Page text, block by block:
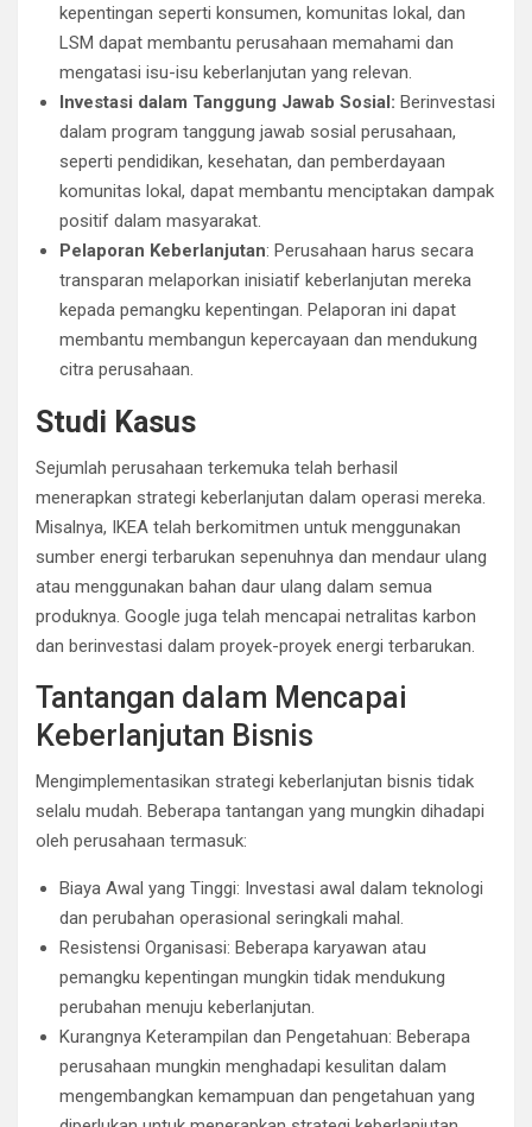
kepentingan seperti konsumen, komunitas lokal, dan
LSM dapat membantu perusahaan memahami dan
mengatasi isu-isu keberlanjutan yang relevan.
Investasi dalam Tanggung Jawab Sosial: Berinvestasi
dalam program tanggung jawab sosial perusahaan,
seperti pendidikan, kesehatan, dan pemberdayaan
komunitas lokal, dapat membantu menciptakan dampak
positif dalam masyarakat.
Pelaporan Keberlanjutan: Perusahaan harus secara
transparan melaporkan inisiatif keberlanjutan mereka
kepada pemangku kepentingan. Pelaporan ini dapat
membantu membangun kepercayaan dan mendukung
citra perusahaan.
Studi Kasus
Sejumlah perusahaan terkemuka telah berhasil
menerapkan strategi keberlanjutan dalam operasi mereka.
Misalnya, IKEA telah berkomitmen untuk menggunakan
sumber energi terbarukan sepenuhnya dan mendaur ulang
atau menggunakan bahan daur ulang dalam semua
produknya. Google juga telah mencapai netralitas karbon
dan berinvestasi dalam proyek-proyek energi terbarukan.
Tantangan dalam Mencapai
Keberlanjutan Bisnis
Mengimplementasikan strategi keberlanjutan bisnis tidak
selalu mudah. Beberapa tantangan yang mungkin dihadapi
oleh perusahaan termasuk:
Biaya Awal yang Tinggi: Investasi awal dalam teknologi
dan perubahan operasional seringkali mahal.
Resistensi Organisasi: Beberapa karyawan atau
pemangku kepentingan mungkin tidak mendukung
perubahan menuju keberlanjutan.
Kurangnya Keterampilan dan Pengetahuan: Beberapa
perusahaan mungkin menghadapi kesulitan dalam
mengembangkan kemampuan dan pengetahuan yang